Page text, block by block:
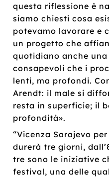
questa riflessione è
siamo chiesti cosa
potevamo lavorare e
un progetto che
quotidiano anche
consapevoli che i
lenti, ma profondi.
Arendt: il male si
resta in superficie; il
profondità».
“Vicenza Sarajevo
durerà tre giorni,
tre sono le iniziative
festival, una delle